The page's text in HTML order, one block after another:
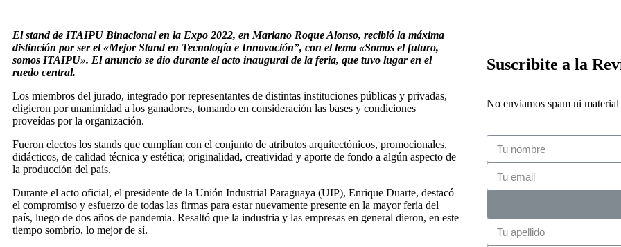
El stand de ITAIPU Binacional en la Expo 2022, en Mariano Roque Alonso, recibió la máxima
distinción por ser el «Mejor Stand en Tecnología e Innovación”, con el lema «Somos el futuro,
somos ITAIPU». El anuncio se dio durante el acto inaugural de la feria, que tuvo lugar en el
ruedo central.
Los miembros del jurado, integrado por representantes de distintas instituciones públicas y privadas,
eligieron por unanimidad a los ganadores, tomando en consideración las bases y condiciones
proveídas por la organización.
Fueron electos los stands que cumplían con el conjunto de atributos arquitectónicos, promocionales,
didácticos, de calidad técnica y estética; originalidad, creatividad y aporte de fondo a algún aspecto de
la producción del país.
Durante el acto oficial, el presidente de la Unión Industrial Paraguaya (UIP), Enrique Duarte, destacó
el compromiso y esfuerzo de todas las firmas para estar nuevamente presente en la mayor feria del
país, luego de dos años de pandemia. Resaltó que la industria y las empresas en general dieron, en este
tiempo sombrío, lo mejor de sí.
Suscribite a la
No enviamos spam ni